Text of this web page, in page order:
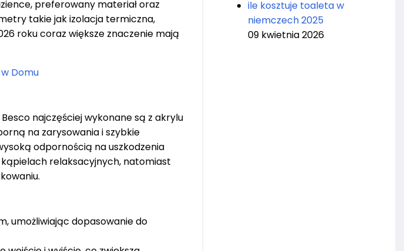
preferowany materiał oraz
takie jak izolacja termiczna,
roku coraz większe znaczenie mają
Domu
najczęściej wykonane są z akrylu
na zarysowania i szybkie
odpornością na uszkodzenia
relaksacyjnych, natomiast
umożliwiając dopasowanie do
ile kosztuje toaleta w
niemczech 2025
09 kwietnia 2026